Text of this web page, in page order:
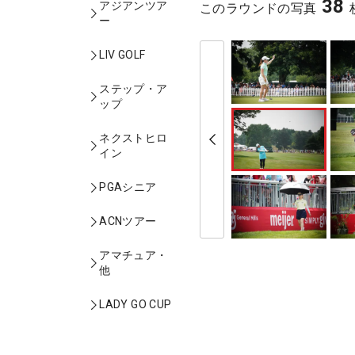
アジアンツア
ー
LIV GOLF
ステップ・ア
ップ
ネクストヒロ
イン
PGAシニア
ACNツアー
アマチュア・
他
LADY GO CUP
このラウンドの写真 38